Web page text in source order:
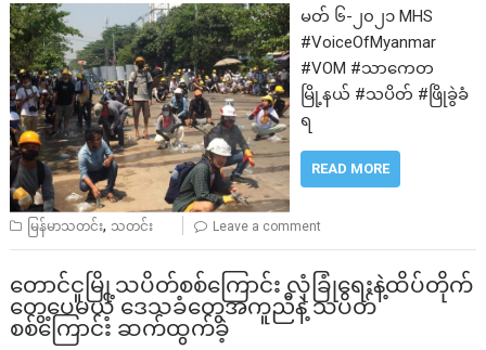
မတ် ၆-၂၀၂၁ MHS
#VoiceOfMyanmar
#VOM #သာကေတ
မြို့နယ် #သပိတ် #ဖြိုခွဲခံ
ရ
READ MORE
မြန်မာသတင်း, သတင်း Leave a comment
တောင်ငူမြို့သပိတ်စစ်ကြောင်း လုံခြုံရေးနဲ့ထိပ်‌တိုက်
တွေ့ပေမယ့် ဒေသခံတွေအကူညီနဲ့ သပိတ်
စစ်ကြောင်း ဆက်ထွက်ခဲ့